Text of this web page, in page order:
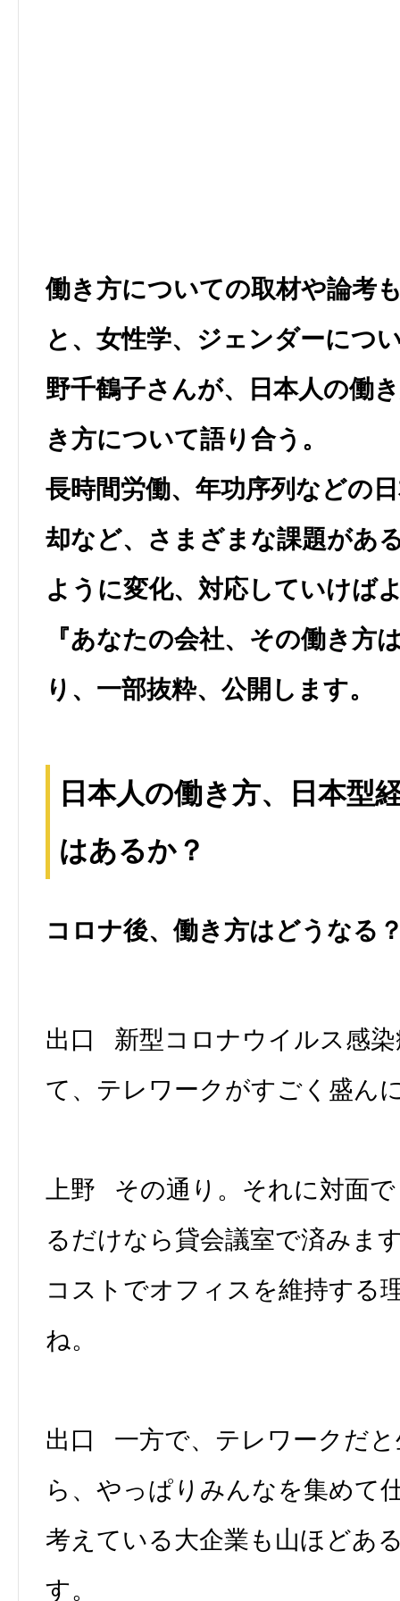
働き方についての取材や論考
と、女性学、ジェンダーにつ
野千鶴子さんが、日本人の働
き方について語り合う。
長時間労働、年功序列などの
却など、さまざまな課題があ
ように変化、対応していけば
『あなたの会社、その働き方
り、一部抜粋、公開します。
日本人の働き方、日本型
はあるか？
コロナ後、働き方はどうなる
出口 新型コロナウイルス感
て、テレワークがすごく盛ん
上野 その通り。それに対面
るだけなら貸会議室で済みま
コストでオフィスを維持する
ね。
出口 一方で、テレワークだ
ら、やっぱりみんなを集めて
考えている大企業も山ほどあ
す。